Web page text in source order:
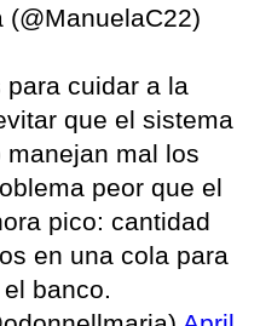
cuidar a la
que el sistema
mal los
peor que el
pico: cantidad
en una cola para
banco.